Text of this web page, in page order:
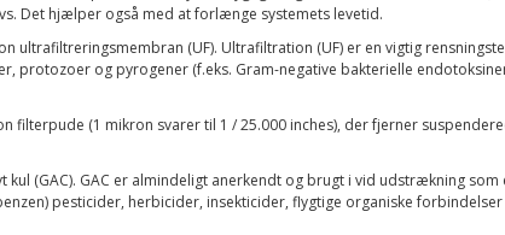
Det hjælper også med at forlænge systemets levetid.
ultrafiltreringsmembran (UF). Ultrafiltration (UF) er en vigtig
protozoer og pyrogener (f.eks. Gram-negative bakterielle
filterpude (1 mikron svarer til 1 / 25.000 inches), der fjerner
kul (GAC). GAC er almindeligt anerkendt og brugt i vid udstrækning
pesticider, herbicider, insekticider, flygtige organiske